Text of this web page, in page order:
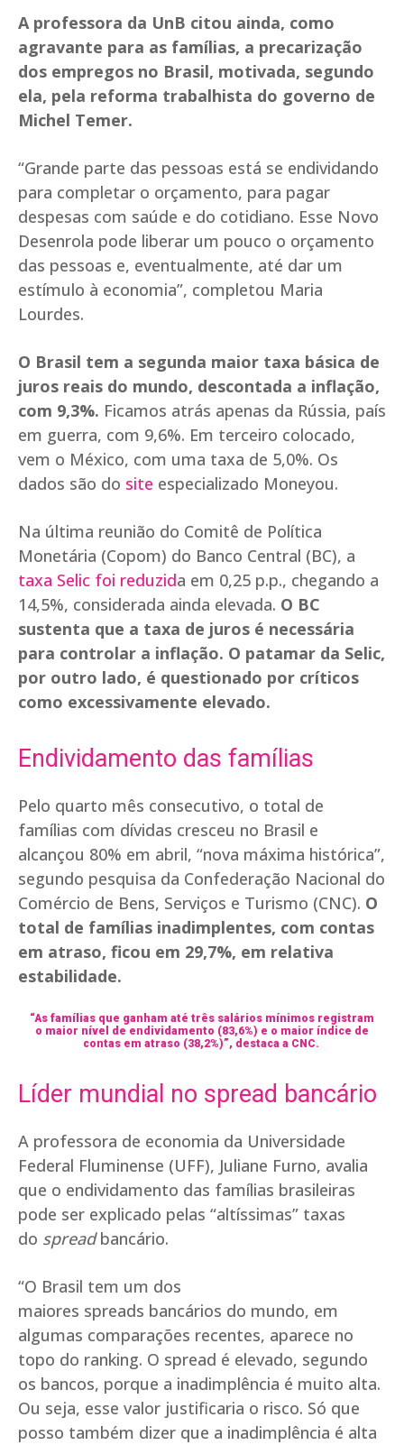
A professora da UnB citou ainda, como
agravante para as famílias, a precarização
dos empregos no Brasil, motivada, segundo
ela, pela reforma trabalhista do governo de
Michel Temer.
“Grande parte das pessoas está se endividando
para completar o orçamento, para pagar
despesas com saúde e do cotidiano. Esse Novo
Desenrola pode liberar um pouco o orçamento
das pessoas e, eventualmente, até dar um
estímulo à economia”, completou Maria
Lourdes.
O Brasil tem a segunda maior taxa básica de
juros reais do mundo, descontada a inflação,
com 9,3%. Ficamos atrás apenas da Rússia, país
em guerra, com 9,6%. Em terceiro colocado,
vem o México, com uma taxa de 5,0%. Os
dados são do site especializado Moneyou.
Na última reunião do Comitê de Política
Monetária (Copom) do Banco Central (BC), a
taxa Selic foi reduzida em 0,25 p.p., chegando a
14,5%, considerada ainda elevada. O BC
sustenta que a taxa de juros é necessária
para controlar a inflação. O patamar da Selic,
por outro lado, é questionado por críticos
como excessivamente elevado.
Endividamento das famílias
Pelo quarto mês consecutivo, o total de
famílias com dívidas cresceu no Brasil e
alcançou 80% em abril, “nova máxima histórica”,
segundo pesquisa da Confederação Nacional do
Comércio de Bens, Serviços e Turismo (CNC). O
total de famílias inadimplentes, com contas
em atraso, ficou em 29,7%, em relativa
estabilidade.
“As famílias que ganham até três salários mínimos registram
o maior nível de endividamento (83,6%) e o maior índice de
contas em atraso (38,2%)”, destaca a CNC.
Líder mundial no spread bancário
A professora de economia da Universidade
Federal Fluminense (UFF), Juliane Furno, avalia
que o endividamento das famílias brasileiras
pode ser explicado pelas “altíssimas” taxas
do spreadbancário.
“O Brasil tem um dos
maiores spreads bancários do mundo, em
algumas comparações recentes, aparece no
topo do ranking. O spread é elevado, segundo
os bancos, porque a inadimplência é muito alta.
Ou seja, esse valor justificaria o risco. Só que
posso também dizer que a inadimplência é alta